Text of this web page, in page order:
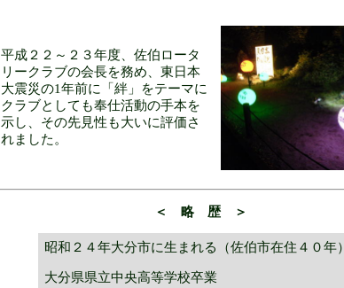
平成２２～２３年度、佐伯ロータ
リークラブの会長を務め、東日本
大震災の1年前に「絆」をテーマに
クラブとしても奉仕活動の手本を
示し、その先見性も大いに評価さ
れました。
＜ 略 歴 ＞
昭和２４年大分市に生まれる（佐伯市在住４０年）
大分県県立中央高等学校卒業